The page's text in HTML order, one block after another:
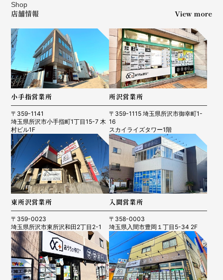
Shop
店舗情報 View more
小手指営業所
〒359-1141
埼玉県所沢市小手指町1丁目15-7 木
村ビル1F
所沢営業所
〒359-1115 埼玉県所沢市御幸町1-
16
スカイライズタワー1階
東所沢営業所
〒359-0023
埼玉県所沢市東所沢和田2丁目2-1
入間営業所
〒358-0003
埼玉県入間市豊岡１丁目5-34 2F